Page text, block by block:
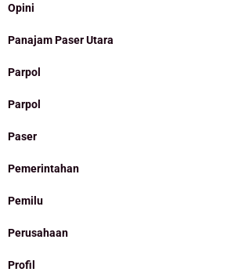
Opini
Panajam Paser Utara
Parpol
Parpol
Paser
Pemerintahan
Pemilu
Perusahaan
Profil